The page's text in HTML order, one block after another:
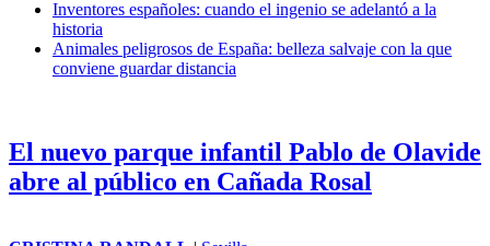
Inventores españoles: cuando el ingenio se adelantó a la
historia
Animales peligrosos de España: belleza salvaje con la que
conviene guardar distancia
El nuevo parque infantil Pablo de Olavide
abre al público en Cañada Rosal